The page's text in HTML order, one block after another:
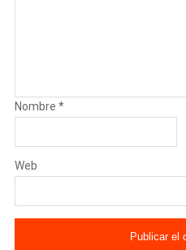
Nombre *
Web